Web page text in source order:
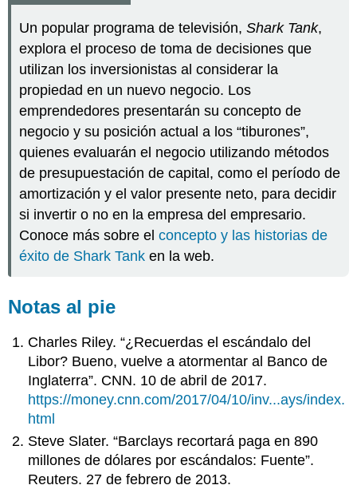
Un popular programa de televisión,Shark Tank,
explora el proceso de toma de decisiones que
utilizan los inversionistas al considerar la
propiedad en un nuevo negocio. Los
emprendedores presentarán su concepto de
negocio y su posición actual a los “tiburones”,
quienes evaluarán el negocio utilizando métodos
de presupuestación de capital, como el período de
amortización y el valor presente neto, para decidir
si invertir o no en la empresa del empresario.
Conoce más sobre elconcepto y las historias de
éxito de Shark Tank en la web.
Notas al pie
Charles Riley. “¿Recuerdas el escándalo del
Libor? Bueno, vuelve a atormentar al Banco de
Inglaterra”. CNN. 10 de abril de 2017.
https://money.cnn.com/2017/04/10/inv...ays/index.
html
Steve Slater. “Barclays recortará paga en 890
millones de dólares por escándalos: Fuente”.
Reuters. 27 de febrero de 2013.